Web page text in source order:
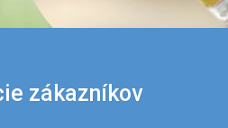
zákazníkov